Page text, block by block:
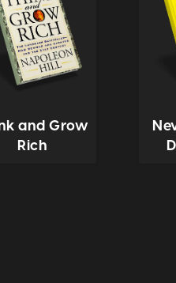
and Grow
Rich